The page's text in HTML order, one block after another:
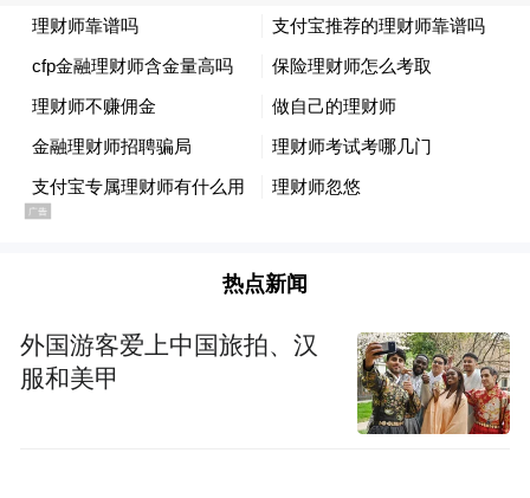
调查，将胡惠确认为重大犯罪嫌疑人。胡惠
到案后，如实交代伙同男友黄志使用等重的
铅块替换黄金首饰以应付公司称重盘点，多
次将店内黄金首饰带出变卖，不法所得用于
偿还债务以及供两人挥霍。期间，黄志负责
订购铅块，并对侵占的黄金销赃。之后，民
首饰数量45814.57克，变现人民币金额
1894.1926万元，所得赃款用于购买房产、
热点新闻
外国游客爱上中国旅拍、汉
服和美甲